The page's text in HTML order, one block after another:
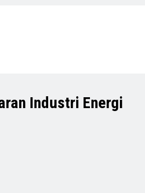
Industri Energi